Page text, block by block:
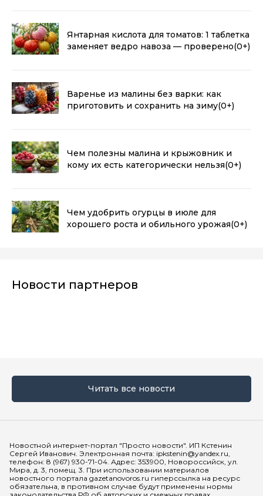
Янтарная кислота для томатов: 1 таблетка
заменяет ведро навоза — проверено(0+)
Варенье из малины без варки: как
приготовить и сохранить на зиму(0+)
Чем полезны малина и крыжовник и
кому их есть категорически нельзя(0+)
Чем удобрить огурцы в июле для
хорошего роста и обильного урожая(0+)
Новости партнеров
Читать все новости
Новостной интернет-портал "Просто новости". ИП Кстенин
Сергей Иванович. Электронная почта: ipkstenin@yandex.ru,
телефон: 8 (967) 930-71-04. Адрес: 353900, Новороссийск, ул.
Мира, д. 3, помещ. 3. При использовании материалов
новостного портала gazetanovoros.ru гиперссылка на ресурс
обязательна, в противном случае будут применены нормы